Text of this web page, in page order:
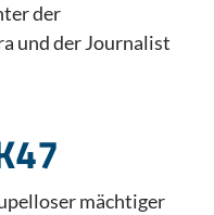
der
und der Journalist
mächtiger